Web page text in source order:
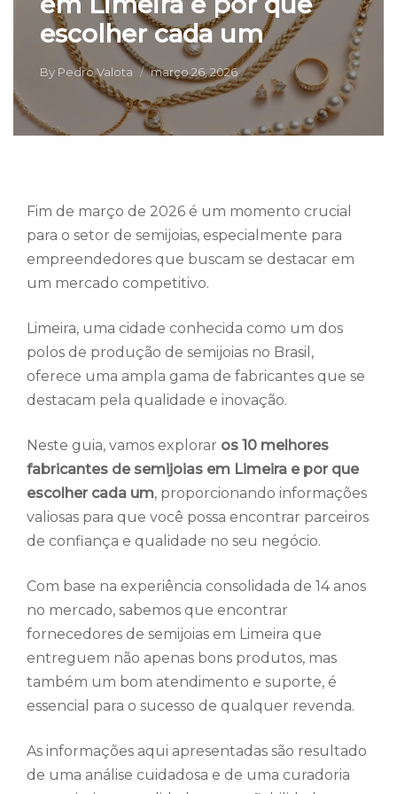
escolher cada um
By Pedro Valota março 26, 2026
Fim de março de 2026 é um momento crucial
para o setor de semijoias, especialmente para
empreendedores que buscam se destacar em
um mercado competitivo.
Limeira, uma cidade conhecida como um dos
polos de produção de semijoias no Brasil,
oferece uma ampla gama de fabricantes que se
destacam pela qualidade e inovação.
Neste guia, vamos explorar os 10 melhores
fabricantes de semijoias em Limeira e por que
escolher cada um, proporcionando informações
valiosas para que você possa encontrar parceiros
de confiança e qualidade no seu negócio.
Com base na experiência consolidada de 14 anos
no mercado, sabemos que encontrar
fornecedores de semijoias em Limeira que
entreguem não apenas bons produtos, mas
também um bom atendimento e suporte, é
essencial para o sucesso de qualquer revenda.
As informações aqui apresentadas são resultado
de uma análise cuidadosa e de uma curadoria